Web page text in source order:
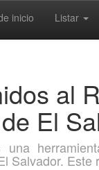
inicio Listar
al
El
una
Salvador.